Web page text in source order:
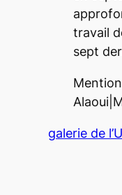
travail
sept
Alaoui|
galerie de